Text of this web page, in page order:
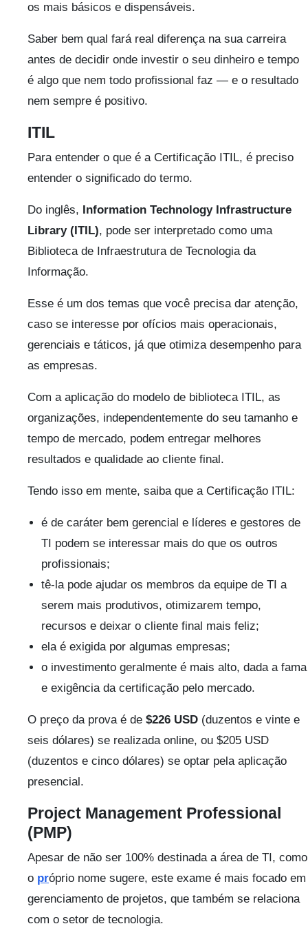
os mais básicos e dispensáveis.
Saber bem qual fará real diferença na sua carreira
antes de decidir onde investir o seu dinheiro e tempo
é algo que nem todo profissional faz — e o resultado
nem sempre é positivo.
ITIL
Para entender o que é a Certificação ITIL, é preciso
entender o significado do termo.
Do inglês,
Information Technology Infrastructure
Library (ITIL), pode ser interpretado como uma
Biblioteca de Infraestrutura de Tecnologia da
Informação.
Esse é um dos temas que você precisa dar atenção,
caso se interesse por ofícios mais operacionais,
gerenciais e táticos, já que otimiza desempenho para
as empresas.
Com a aplicação do modelo de biblioteca ITIL, as
organizações, independentemente do seu tamanho e
tempo de mercado, podem entregar melhores
resultados e qualidade ao cliente final.
Tendo isso em mente, saiba que a Certificação ITIL:
é de caráter bem gerencial e líderes e gestores de
TI podem se interessar mais do que os outros
profissionais;
tê-la pode ajudar os membros da equipe de TI a
serem mais produtivos, otimizarem tempo,
recursos e deixar o cliente final mais feliz;
ela é exigida por algumas empresas;
o investimento geralmente é mais alto, dada a fama
e exigência da certificação pelo mercado.
O preço da prova é de $226 USD (duzentos e vinte e
seis dólares) se realizada online, ou $205 USD
(duzentos e cinco dólares) se optar pela aplicação
presencial.
Project Management Professional
(PMP)
Apesar de não ser 100% destinada a área de TI, como
o próprio nome sugere, este exame é mais focado em
gerenciamento de projetos, que também se relaciona
com o setor de tecnologia.